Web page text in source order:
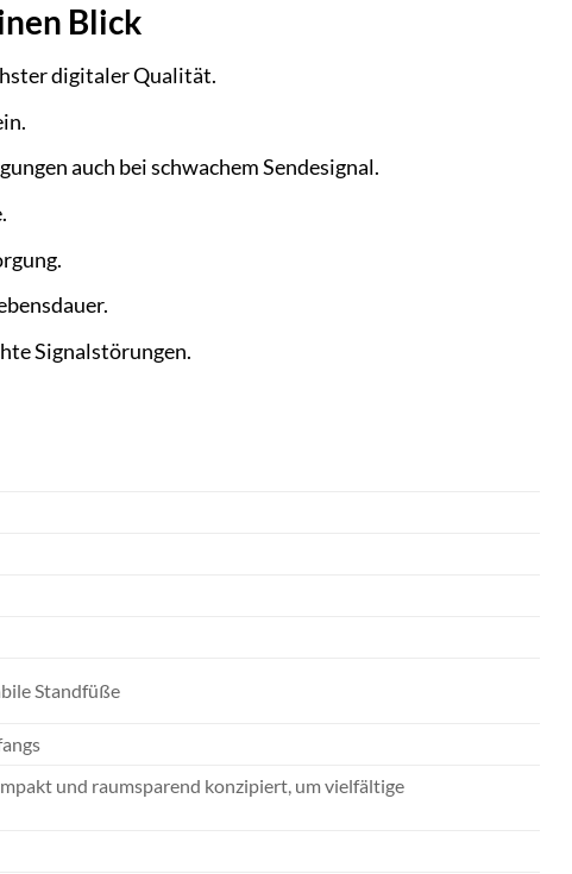
Blick
digitaler Qualität.
auch bei schwachem Sendesignal.
Signalstörungen.
Standfüße
und raumsparend konzipiert, um vielfältige